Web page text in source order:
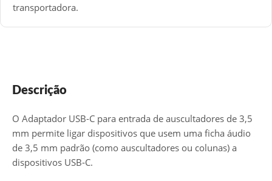
transportadora.
Descrição
O Adaptador USB-C para entrada de auscultadores de 3,5
mm permite ligar dispositivos que usem uma ficha áudio
de 3,5 mm padrão (como auscultadores ou colunas) a
dispositivos USB‑C.